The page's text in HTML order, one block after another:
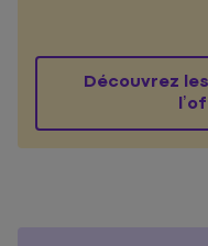
Découvrez